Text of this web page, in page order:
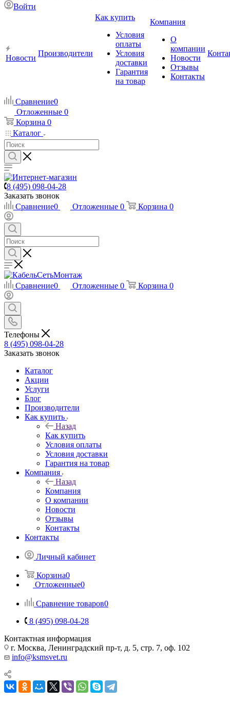
Войти
Новости
Производители
Как купить
Условия
оплаты
Условия
доставки
Гарантия
на товар
Компания
О
компании
Новости
Отзывы
Контакты
Сравнение0
Отложенные 0
Корзина 0
Каталог
8 (495) 098-04-28
Заказать звонок
Сравнение0 Отложенные 0 Корзина 0
Сравнение0 Отложенные 0 Корзина 0
Телефоны
8 (495) 098-04-28
Заказать звонок
Каталог
Акции
Услуги
Блог
Производители
Как купить
Назад
Как купить
Условия оплаты
Условия доставки
Гарантия на товар
Компания
Назад
Компания
О компании
Новости
Отзывы
Контакты
Контакты
Личный кабинет
Корзина0
Отложенные0
Сравнение товаров0
8 (495) 098-04-28
Контактная информация
г. Москва, Ленинградский пр-т, д. 5, стр. 7, оф. 102
info@ksmsvet.ru